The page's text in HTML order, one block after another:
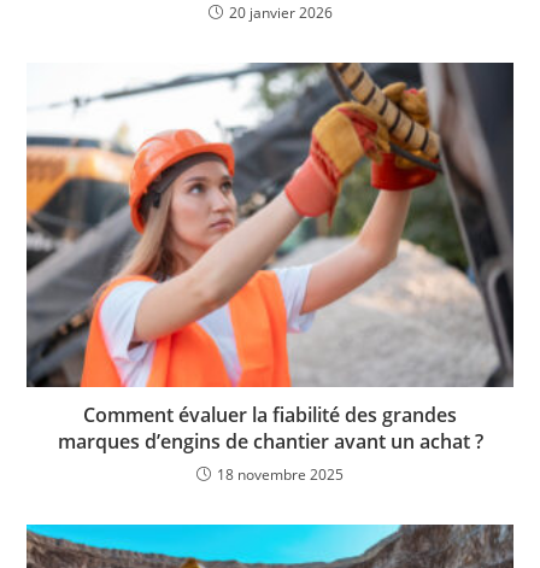
20 janvier 2026
Comment évaluer la fiabilité des grandes
marques d’engins de chantier avant un achat ?
18 novembre 2025